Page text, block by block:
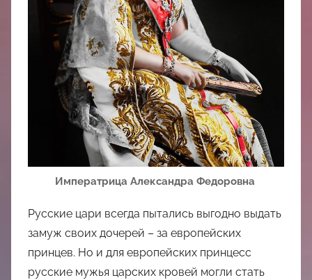
Императрица Александра Федоровна
Русские цари всегда пытались выгодно выдать
замуж своих дочерей – за европейских
принцев. Но и для европейских принцесс
русские мужья царских кровей могли стать